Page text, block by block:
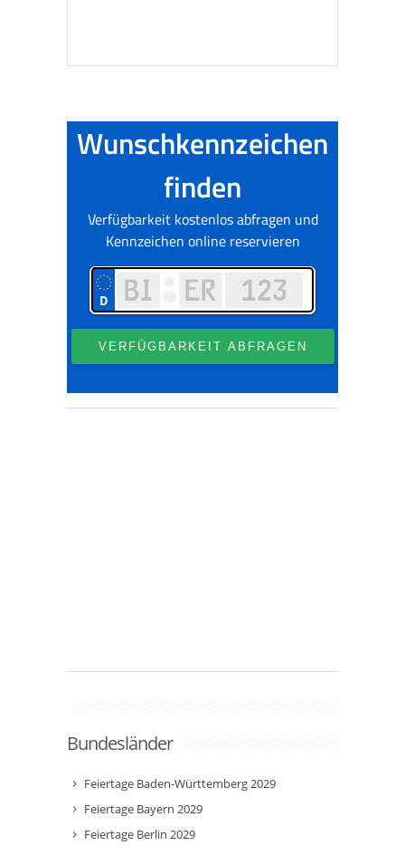
Bundesländer
Feiertage Baden-Württemberg 2029
Feiertage Bayern 2029
Feiertage Berlin 2029